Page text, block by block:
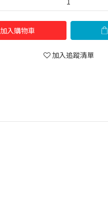
加入購物車
加入追蹤清單